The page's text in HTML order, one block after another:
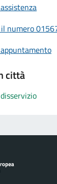
il numero
città